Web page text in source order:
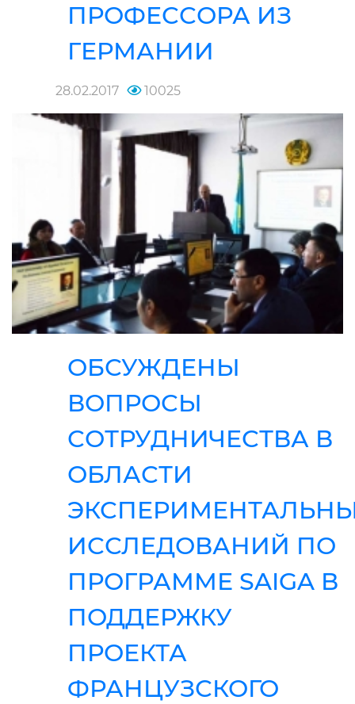
ПРОФЕССОРА ИЗ
ГЕРМАНИИ
28.02.2017 10025
ОБСУЖДЕНЫ
ВОПРОСЫ
СОТРУДНИЧЕСТВА В
ОБЛАСТИ
ИССЛЕДОВАНИЙ ПО
ПРОГРАММЕ SAIGA В
ПОДДЕРЖКУ
ПРОЕКТА
ФРАНЦУЗСКОГО